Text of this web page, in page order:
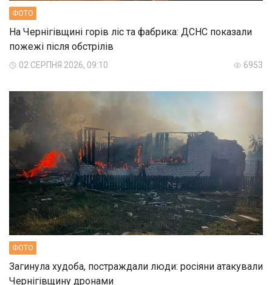
ФОТО
На Чернігівщині горів ліс та фабрика: ДСНС показали
пожежі після обстрілів
02 СЕРПНЯ 2026, 09:10 6953
ФОТО
Загинула худоба, постраждали люди: росіяни атакували
Чернігівщину дронами